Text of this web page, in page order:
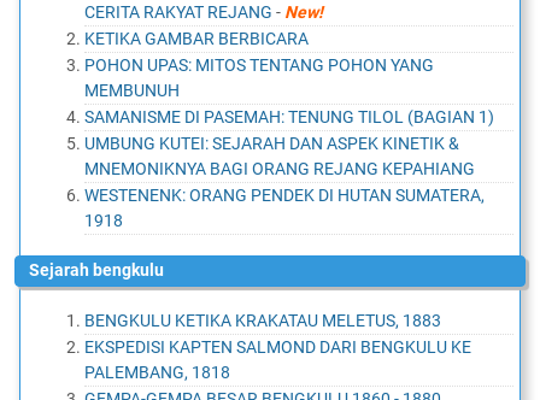
CERITA RAKYAT REJANG - New!
KETIKA GAMBAR BERBICARA
POHON UPAS: MITOS TENTANG POHON YANG
MEMBUNUH
SAMANISME DI PASEMAH: TENUNG TILOL (BAGIAN 1)
UMBUNG KUTEI: SEJARAH DAN ASPEK KINETIK &
MNEMONIKNYA BAGI ORANG REJANG KEPAHIANG
WESTENENK: ORANG PENDEK DI HUTAN SUMATERA,
1918
sejarah bengkulu
BENGKULU KETIKA KRAKATAU MELETUS, 1883
EKSPEDISI KAPTEN SALMOND DARI BENGKULU KE
PALEMBANG, 1818